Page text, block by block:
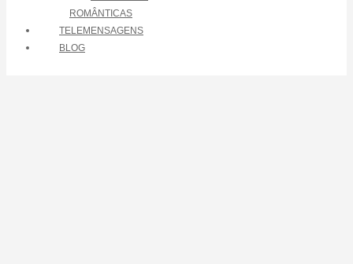
ROMÂNTICAS
TELEMENSAGENS
BLOG